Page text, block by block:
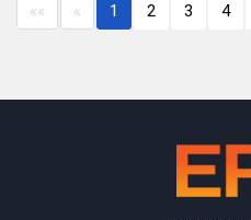
«« « 1 2 3 4